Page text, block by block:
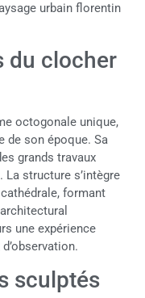
urbain florentin
du clocher
octogonale unique,
de son époque. Sa
grands travaux
structure s’intègre
formant
une expérience
sculptés